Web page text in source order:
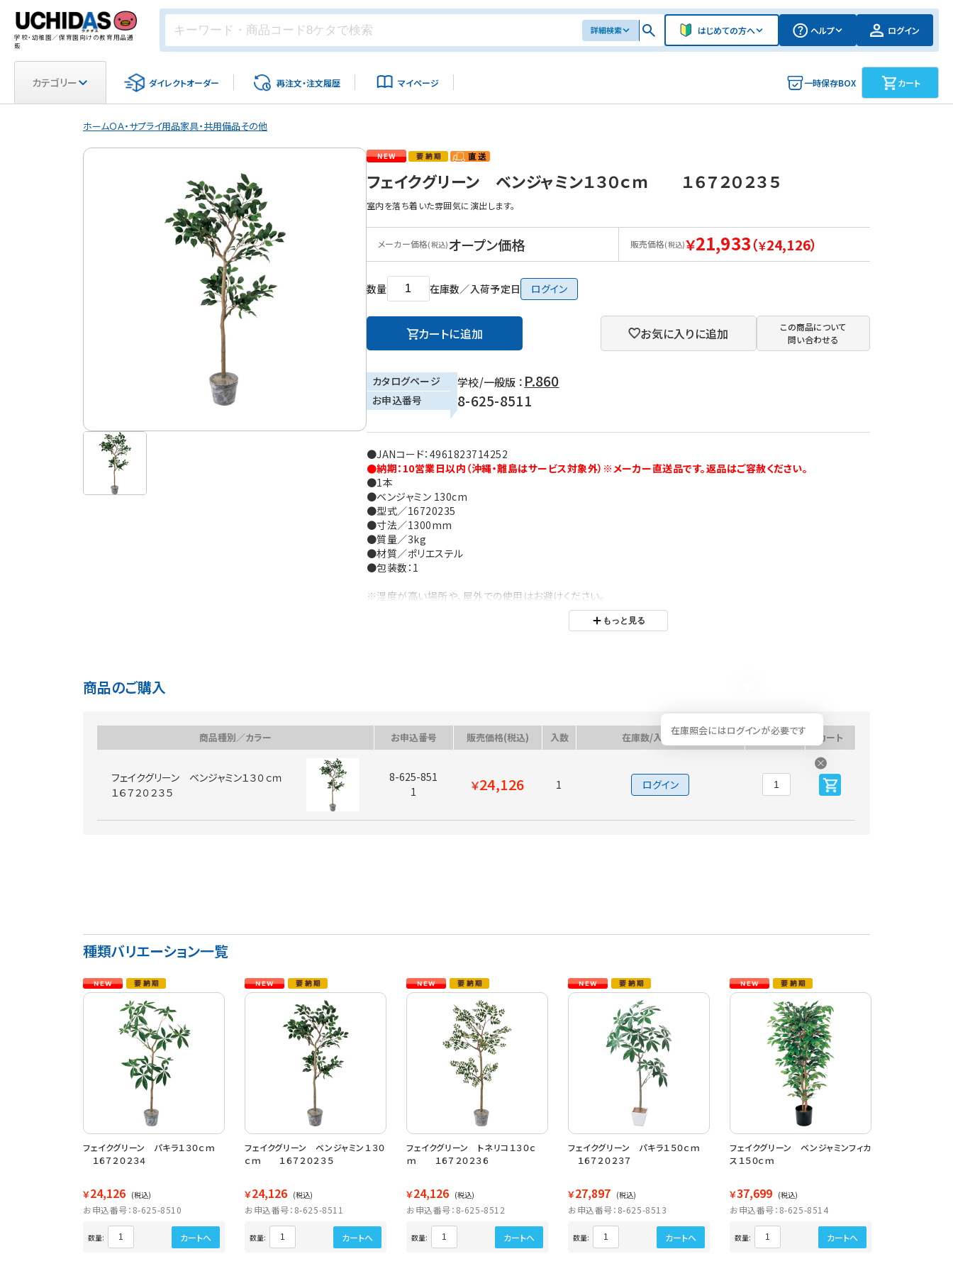
学校・幼稚園／保育園向けの教育用品通
販
詳細検索 はじめての方へ ヘルプ ログイン
カテゴリー ダイレクトオーダー 再注文・注文履歴 マイページ 一時保存BOX カート
ホームＯＡ・サプライ用品家具・共用備品その他
フェイクグリーン ベンジャミン１３０ｃｍ １６７２０２３５
室内を落ち着いた雰囲気に演出します。
メーカー価格(税込)オープン価格 販売価格(税込)￥21,933（￥24,126）
数量 在庫数／入荷予定日 ログイン
カートに追加 お気に入りに追加
この商品について
問い合わせる
カタログページ 学校/一般版 ： P.860
お申込番号 8-625-8511
●JANコード：4961823714252
●納期：10営業日以内（沖縄・離島はサービス対象外）※メーカー直送品です。返品はご容赦ください。
●1本
●ベンジャミン 130cm
●型式／16720235
●寸法／1300mm
●質量／3kg
●材質／ポリエステル
●包装数：1
※湿度が高い場所や、屋外での使用はお避けください。
※直射日光の当たる場所でのご使用は、退色の原因となりますのでご注意ください。
※ご利用の環境により、実物の色と異なる場合がございます。
もっと見る
商品のご購入
商品種別／カラー お申込番号 販売価格(税込) 入数 在庫数/入荷予定日
在庫照会にはログインが必要です
数量 カート
フェイクグリーン ベンジャミン１３０ｃｍ
１６７２０２３５
8-625-851
1
￥24,126 1 ログイン
種類バリエーション一覧
フェイクグリーン パキラ１３０ｃｍ
１６７２０２３４
￥24,126 (税込)
お申込番号：8-625-8510
数量: カートへ
フェイクグリーン ベンジャミン１３０
ｃｍ １６７２０２３５
￥24,126 (税込)
お申込番号：8-625-8511
数量: カートへ
フェイクグリーン トネリコ１３０ｃ
ｍ １６７２０２３６
￥24,126 (税込)
お申込番号：8-625-8512
数量: カートへ
フェイクグリーン パキラ１５０ｃｍ
１６７２０２３７
￥27,897 (税込)
お申込番号：8-625-8513
数量: カートへ
フェイクグリーン ベンジャミンフィカ
ス１５０ｃｍ
￥37,699 (税込)
お申込番号：8-625-8514
数量: カートへ